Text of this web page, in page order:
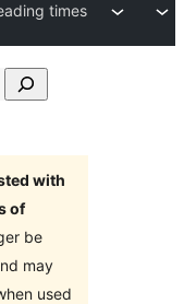
times
with
of
be
may
used